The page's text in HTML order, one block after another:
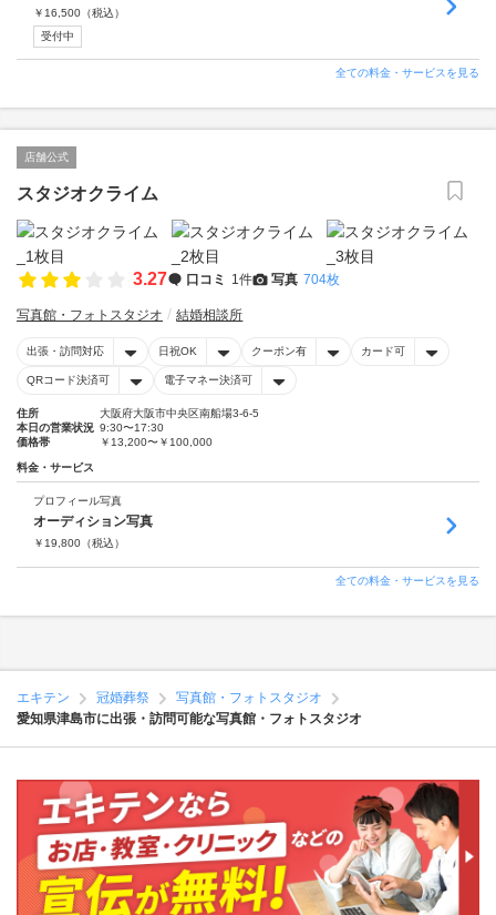
￥ 16,500 （税込）
受付中
全ての料金・サービスを見る
店舗公式
スタジオクライム
3.27 口コミ 1件 写真 704枚
写真館・フォトスタジオ 結婚相談所
出張・訪問対応 日祝OK クーポン有 カード可
QRコード決済可 電子マネー決済可
住所
大阪府大阪市中央区南船場3-6-5
本日の営業状況 9:30〜17:30
価格帯
￥13,200〜￥100,000
料金・サービス
プロフィール写真
オーディション写真
￥ 19,800 （税込）
全ての料金・サービスを見る
エキテン 冠婚葬祭
写真館・フォトスタジオ
愛知県津島市に出張・訪問可能な写真館・フォトスタジオ